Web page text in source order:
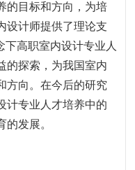
的目标和方向，为培
设计师提供了理论支
下高职室内设计专业人
的探索，为我国室内
方向。在今后的研究
计专业人才培养中的
发展。